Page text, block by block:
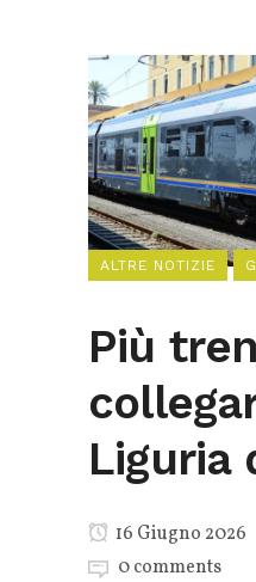
ALTRE NOTIZIE
Più
Liguria
16 Giugno 2026
0 comments